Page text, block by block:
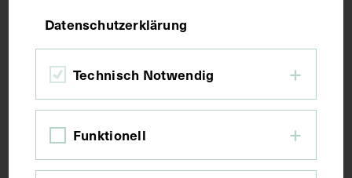
Maße
Bildmaß 20,2 x 27,4 cm
Datenschutzerklärung
Technisch Notwendig
Funktionell